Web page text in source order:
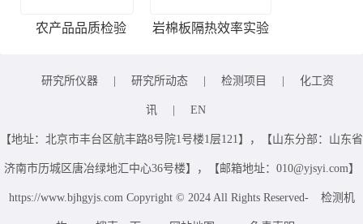
农产品品质检验 岩棉板隔热效率实验
研究所仪器 研究所动态 检测项目 化工资
讯 EN
【地址：北京市丰台区航丰路8号院1号楼1层121】，【山东分部：山东省
济南市历城区唐冶绿地汇中心36号楼】，【邮箱地址：010@yjsyi.com】
https://www.bjhgyjs.com Copyright © 2024 All Rights Reserved- 检测机